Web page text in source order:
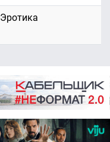
Эротика